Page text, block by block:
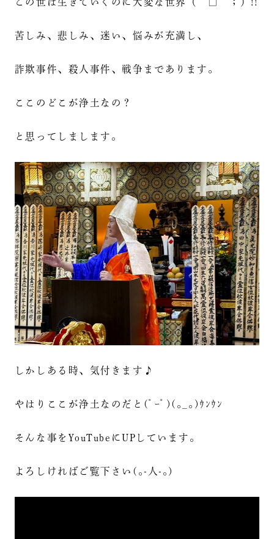
苦しみ、悲しみ、迷い、悩みが充満し、
詐欺事件、殺人事件、戦争まであります。
ここのどこが浄土なの？
と思ってしまします。
しかしある時、気付きます♪
やはりここが浄土なのだと(ﾟｰﾟ)(｡_｡)ｳﾝｳﾝ
そんな事をYouTubeにUPしています。
よろしければご覧下さい(｡-人-｡)